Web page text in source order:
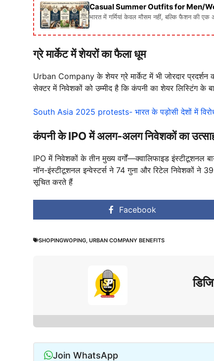
Casual Summer Outfits for Men/
भारत में गर्मियां केवल मौसम नहीं, बल्कि फैशन की
ग्रे मार्केट में शेयरों का फैला धूम
Urban Company के शेयर ग्रे मार्केट में भी जोरदार
सेक्टर में निवेशकों को उम्मीद है कि कंपनी का शेयर लिस्टिंग के
South Asia 2025 protests- भारत के पड़ोसी देशों में विरोध
कंपनी के IPO में अलग-अलग निवेशकों का
IPO में निवेशकों के तीन मुख्य वर्गों—क्वालिफाइड इंस्टीटूशनल
नॉन-इंस्टीटूशनल इन्वेस्टर्स ने 74 गुना और रिटेल निवेशकों ने
सूचित करते हैं
Facebook
SHOPINGWOPING URBAN COMPANY BENEFITS
Join WhatsApp